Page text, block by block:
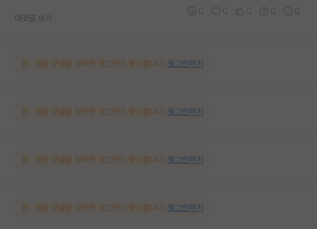
대댓글 쓰기
해당 댓글을 보려면 로그인이 필요합니다. 로그인하기
해당 댓글을 보려면 로그인이 필요합니다. 로그인하기
해당 댓글을 보려면 로그인이 필요합니다. 로그인하기
해당 댓글을 보려면 로그인이 필요합니다. 로그인하기